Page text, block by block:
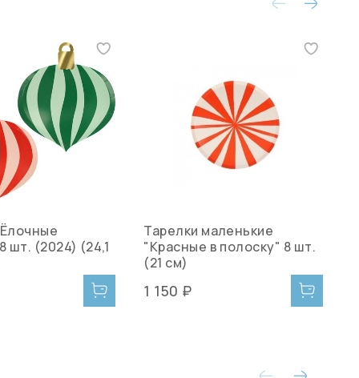
шт. (2024) (24,1
Тарелки маленькие
"Красные в полоску" 8 шт.
(21 см)
1 150 ₽